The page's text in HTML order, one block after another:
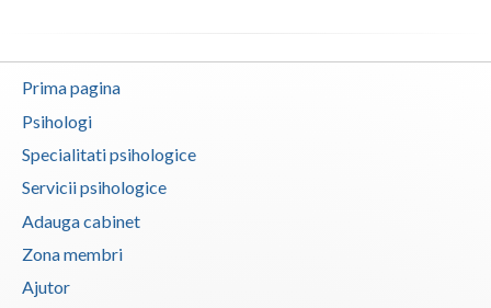
Examinare si avizare psihologica in vederea cal... (1)
Examinare si avizare psihologica in vederea ins... (3)
Examinare si avizare psihologica in vederea obt... (1)
Examinare si avizare psihologica in vederea obt... (1)
Examinare si avizare psihologica la angajare sa... (1)
Examinari psihologice in vederea evaluarii depr... (2)
Examinari psihologice in vederea evaluarii star... (1)
Prima pagina
Psihologi
Specialitati psihologice
Servicii psihologice
Adauga cabinet
Zona membri
Ajutor